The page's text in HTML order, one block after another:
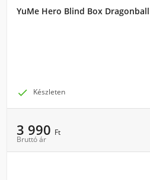
YuMe Hero Blind Box
 Készleten
3 990 Ft
Bruttó ár